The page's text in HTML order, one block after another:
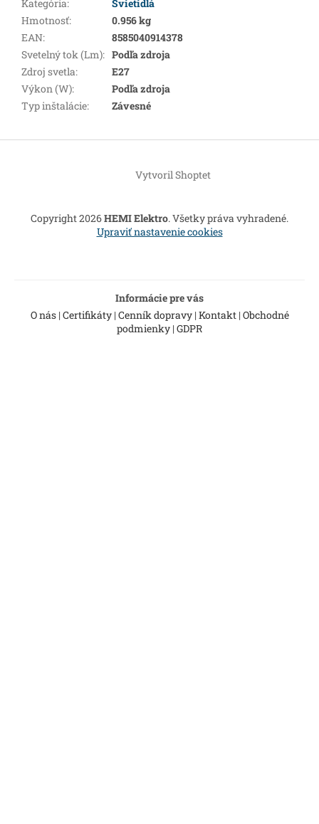
Kategória:
Svietidlá
Hmotnosť:
0.956 kg
EAN:
8585040914378
Svetelný tok (Lm): Podľa zdroja
Zdroj svetla:
E27
Výkon (W):
Podľa zdroja
Typ inštalácie: Závesné
Vytvoril Shoptet
Copyright 2026HEMI Elektro. Všetky práva vyhradené.
Upraviť nastavenie cookies
Informácie pre vás
O nás| Certifikáty| Cenník dopravy| Kontakt| Obchodné
podmienky | GDPR